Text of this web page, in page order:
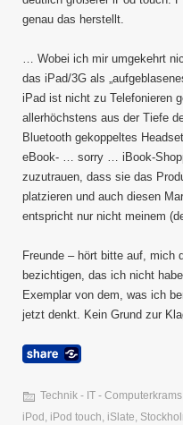
genau das herstellt.
… Wobei ich mir umgekehrt
das iPad/3G als
iPad ist nicht zu Telefonieren
allerhöchstens aus der Tiefe
Bluetooth gekoppeltes
eBook- … sorry … iBook-
zuzutrauen, dass sie das
platzieren und auch diesen
entspricht nur nicht meinem
Freunde – hört bitte auf, mich
bezichtigen, das ich nicht
Exemplar von dem, was ich
jetzt denkt. Kein Grund zur
Technik - IT - Computerkrams
iPod , iPod touch, iSlate,